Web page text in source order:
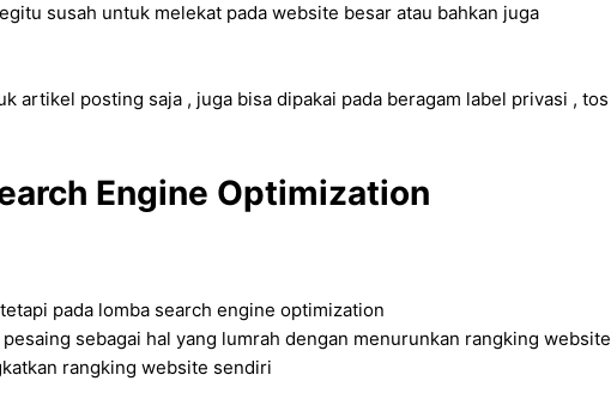
susah untuk melekat pada website besar atau bahkan juga
artikel posting saja , juga bisa dipakai pada beragam label privasi , tos
Engine Optimization
pada lomba search engine optimization
sebagai hal yang lumrah dengan menurunkan rangking website
rangking website sendiri